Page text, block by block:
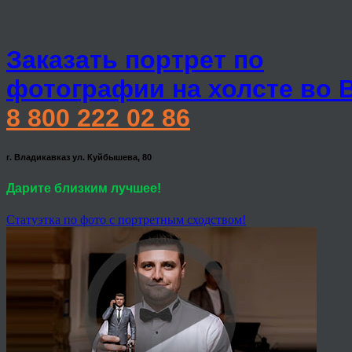
Заказать портрет по
фотографии на холсте во
8 800 222 02 86
г. Владикавказ ул. Куйбышева, 80
Дарите близким лучшее!
Статуэтка по фото с портретным сходством!